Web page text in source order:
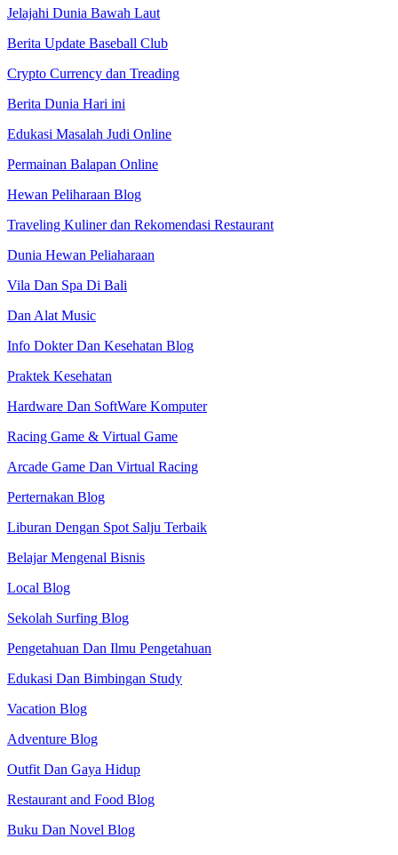
Jelajahi Dunia Bawah Laut
Berita Update Baseball Club
Crypto Currency dan Treading
Berita Dunia Hari ini
Edukasi Masalah Judi Online
Permainan Balapan Online
Hewan Peliharaan Blog
Traveling Kuliner dan Rekomendasi Restaurant
Dunia Hewan Peliaharaan
Vila Dan Spa Di Bali
Dan Alat Music
Info Dokter Dan Kesehatan Blog
Praktek Kesehatan
Hardware Dan SoftWare Komputer
Racing Game & Virtual Game
Arcade Game Dan Virtual Racing
Perternakan Blog
Liburan Dengan Spot Salju Terbaik
Belajar Mengenal Bisnis
Local Blog
Sekolah Surfing Blog
Pengetahuan Dan Ilmu Pengetahuan
Edukasi Dan Bimbingan Study
Vacation Blog
Adventure Blog
Outfit Dan Gaya Hidup
Restaurant and Food Blog
Buku Dan Novel Blog